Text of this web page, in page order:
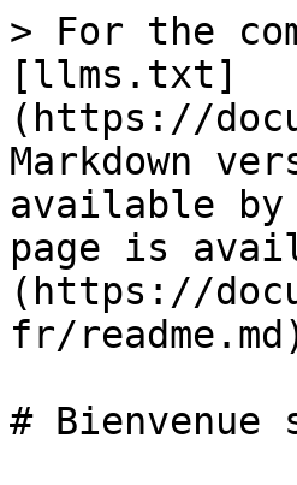
> For the
[llms.txt]
(https://
Markdown
available by
page is
(https://
fr/
# Bienvenue